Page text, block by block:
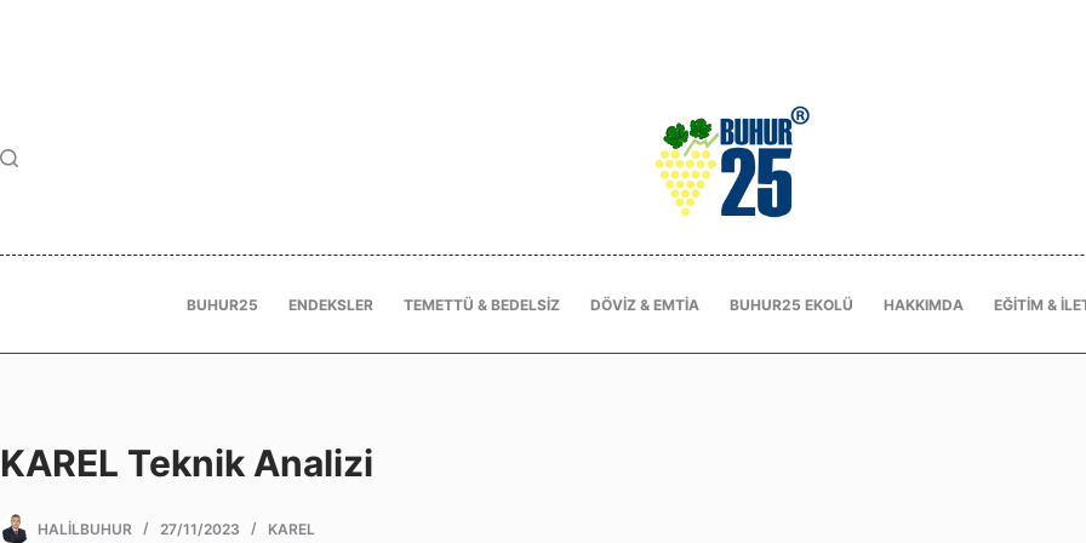
BUHUR25 ENDEKSLER TEMETTÜ & BEDELSIZ DÖVIZ & EMTIA BUHUR25 EKOLÜ HAKKIMDA EĞITIM &
KAREL Teknik Analizi
HALILBUHUR 27/11/2023 KAREL